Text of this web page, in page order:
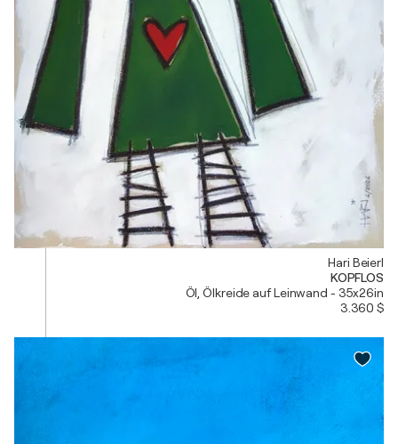
Hari Beierl
KOPFLOS
Öl, Ölkreide auf Leinwand - 35x26in
3.360 $